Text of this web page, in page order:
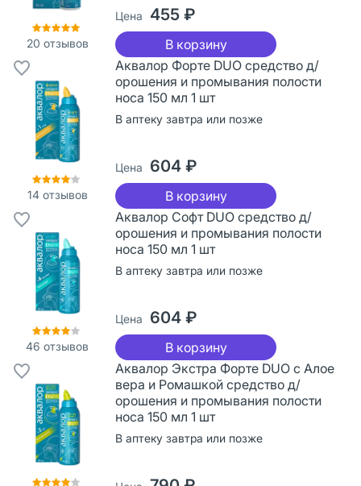
20 отзывов
Цена 455 ₽
В корзину
14отзывов
Аквалор Форте DUO средство д/
орошения и промывания полости
носа 150 мл 1 шт
В аптеку завтра или позже
Цена 604 ₽
В корзину
46 отзывов
Аквалор Софт DUO средство д/
орошения и промывания полости
носа 150 мл 1 шт
В аптеку завтра или позже
Цена 604 ₽
В корзину
Аквалор Экстра Форте DUO с Алое
вера и Ромашкой средство д/
орошения и промывания полости
носа 150 мл 1 шт
В аптеку завтра или позже